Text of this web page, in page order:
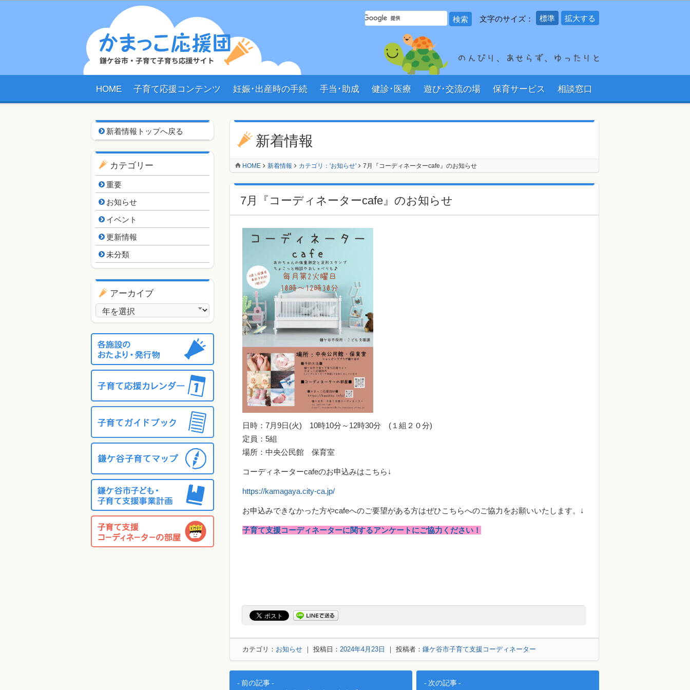
サイト内 検索フォーム 文字のサイズ： 標準 拡大する
HOME 子育て応援コンテンツ 妊娠･出産時の手続 手当･助成 健診･医療 遊び･交流の場 保育サービス 相談窓口
新着情報
HOME 新着情報 カテゴリ：'お知らせ' 7月『コーディネーターcafe』のお知らせ
7月『コーディネーターcafe』のお知らせ
日時：7月9日(火) 10時10分～12時30分 (１組２０分)
定員：5組
場所：中央公民館 保育室
コーディネーターcafeのお申込みはこちら↓
https://kamagaya.city-ca.jp/
お申込みできなかった方やcafeへのご要望がある方はぜひこちらへのご協力をお願いいたします。↓
子育て支援コーディネーターに関するアンケートにご協力ください！
カテゴリ： お知らせ ｜ 投稿日： 2024年4月23日 ｜ 投稿者： 鎌ケ谷市子育て支援コーディネーター
投稿ナビゲーション
前の記事 次の記事
新着情報用ナビゲーション
新着情報トップへ戻る
カテゴリー
重要
お知らせ
イベント
更新情報
未分類
アーカイブ
アーカイブ